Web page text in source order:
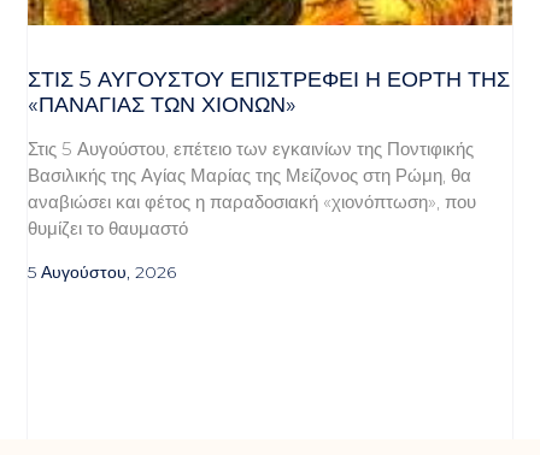
ΣΤΙΣ 5 ΑΥΓΟΎΣΤΟΥ ΕΠΙΣΤΡΈΦΕΙ Η ΕΟΡΤΉ ΤΗΣ
«ΠΑΝΑΓΊΑΣ ΤΩΝ ΧΙΌΝΩΝ»
Στις 5 Αυγούστου, επέτειο των εγκαινίων της Ποντιφικής
Βασιλικής της Αγίας Μαρίας της Μείζονος στη Ρώμη, θα
αναβιώσει και φέτος η παραδοσιακή «χιονόπτωση», που
θυμίζει το θαυμαστό
5 Αυγούστου, 2026